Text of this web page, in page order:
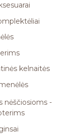
kelnaitės
nėščiosioms -